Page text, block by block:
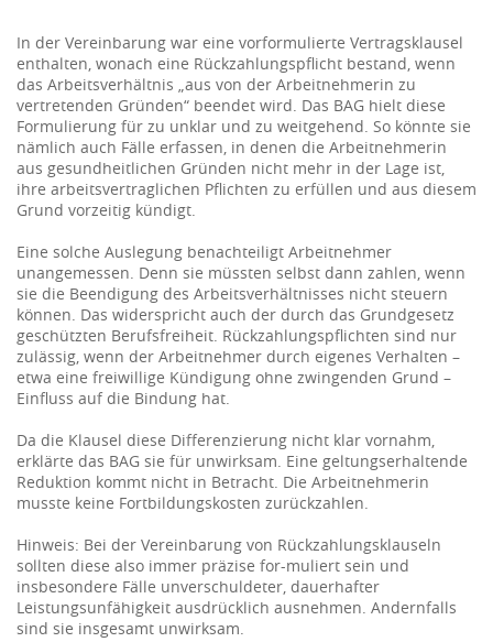
In der Vereinbarung war eine vorformulierte Vertragsklausel
enthalten, wonach eine Rückzahlungspflicht bestand, wenn
das Arbeitsverhältnis „aus von der Arbeitnehmerin zu
vertretenden Gründen“ beendet wird. Das BAG hielt diese
Formulierung für zu unklar und zu weitgehend. So könnte sie
nämlich auch Fälle erfassen, in denen die Arbeitnehmerin
aus gesundheitlichen Gründen nicht mehr in der Lage ist,
ihre arbeitsvertraglichen Pflichten zu erfüllen und aus diesem
Grund vorzeitig kündigt.
Eine solche Auslegung benachteiligt Arbeitnehmer
unangemessen. Denn sie müssten selbst dann zahlen, wenn
sie die Beendigung des Arbeitsverhältnisses nicht steuern
können. Das widerspricht auch der durch das Grundgesetz
geschützten Berufsfreiheit. Rückzahlungspflichten sind nur
zulässig, wenn der Arbeitnehmer durch eigenes Verhalten –
etwa eine freiwillige Kündigung ohne zwingenden Grund –
Einfluss auf die Bindung hat.
Da die Klausel diese Differenzierung nicht klar vornahm,
erklärte das BAG sie für unwirksam. Eine geltungserhaltende
Reduktion kommt nicht in Betracht. Die Arbeitnehmerin
musste keine Fortbildungskosten zurückzahlen.
Hinweis: Bei der Vereinbarung von Rückzahlungsklauseln
sollten diese also immer präzise for-muliert sein und
insbesondere Fälle unverschuldeter, dauerhafter
Leistungsunfähigkeit ausdrücklich ausnehmen. Andernfalls
sind sie insgesamt unwirksam.